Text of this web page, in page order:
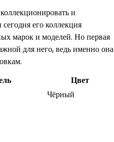
и
его коллекция
марок и моделей. Но первая
для него, ведь именно она
Цвет
Чёрный